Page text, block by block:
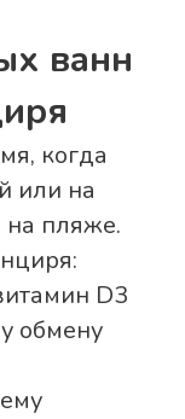
ванн
когда
или на
пляже.
D3
обмену